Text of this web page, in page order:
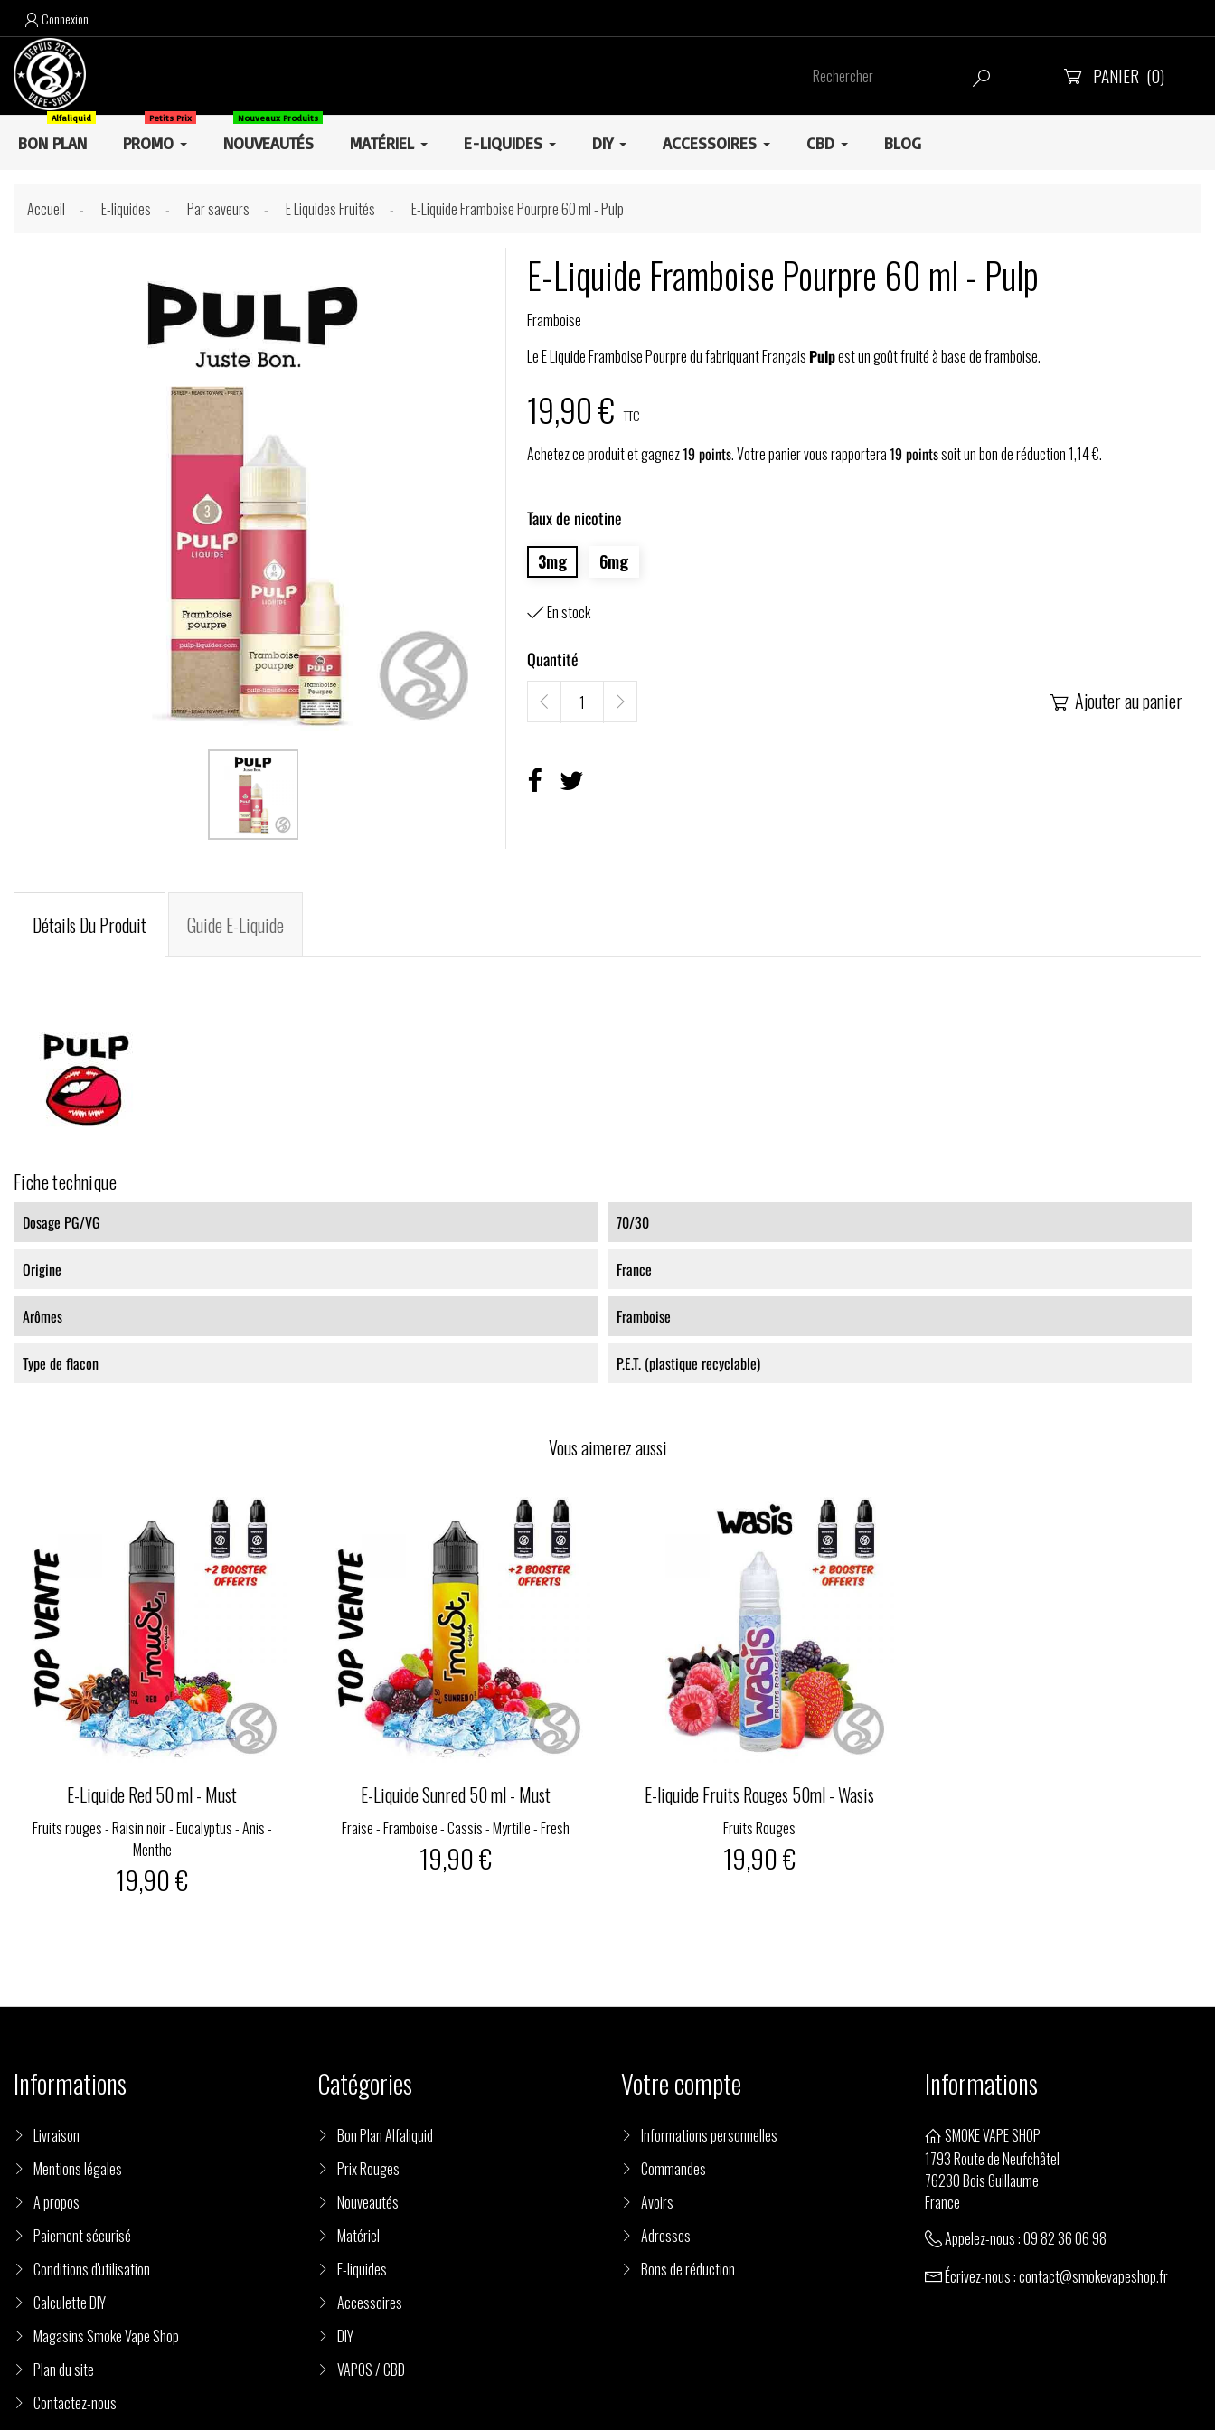
 Connexion
  PANIER (0)
BON PLAN
Alfaliquid
PROMO
Petits Prix
NOUVEAUTÉS
Nouveaux Produits
MATÉRIEL E-LIQUIDES DIY ACCESSOIRES CBD BLOG
Accueil E-liquides Par saveurs E Liquides Fruités E-Liquide Framboise Pourpre 60 ml - Pulp
E-Liquide Framboise Pourpre 60 ml - Pulp
Framboise
Le E Liquide Framboise Pourpre du fabriquant Français Pulpest un goût fruité à base de framboise.
19,90 € TTC
Achetez ce produit et gagnez19points. Votre panier vous rapportera19pointssoit un bon de réduction1,14 €.
Taux de nicotine
3mg
6mg
En stock
Quantité
 Ajouter au panier
Détails Du Produit Guide E-Liquide
Fiche technique
Dosage PG/VG 70/30
Origine France
Arômes Framboise
Type de flacon P.E.T. (plastique recyclable)
Vous aimerez aussi
E-Liquide Red 50 ml - Must
Fruits rouges - Raisin noir - Eucalyptus - Anis -
Menthe
19,90 €
E-Liquide Sunred 50 ml - Must
Fraise - Framboise - Cassis - Myrtille - Fresh
19,90 €
E-liquide Fruits Rouges 50ml - Wasis
Fruits Rouges
19,90 €
Informations
Livraison
Mentions légales
A propos
Paiement sécurisé
Conditions d'utilisation
Calculette DIY
Magasins Smoke Vape Shop
Plan du site
Contactez-nous
Catégories
Bon Plan Alfaliquid
Prix Rouges
Nouveautés
Matériel
E-liquides
Accessoires
DIY
VAPOS / CBD
Votre compte
Informations personnelles
Commandes
Avoirs
Adresses
Bons de réduction
Informations
SMOKE VAPE SHOP
1793 Route de Neufchâtel
76230 Bois Guillaume
France
Appelez-nous :09 82 36 06 98
Écrivez-nous :contact@smokevapeshop.fr